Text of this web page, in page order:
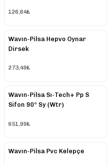
126,64₺
Wavın-Pilsa Hepvo Oynar
Dirsek
273,49₺
Wavın-Pilsa Sı-Tech+ Pp S
Sifon 90º Sy (Wtr)
651,99₺
Wavın-Pilsa Pvc Kelepçe